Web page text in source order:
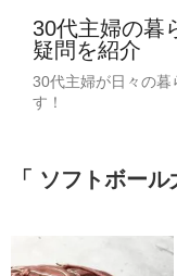
30代主婦の暮
疑問を紹介
30代主婦が日々の暮
す！
「 ソフトボー